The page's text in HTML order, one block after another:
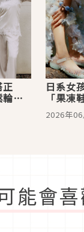
正
透
日系女
「果凍
明感＋
日濾鏡
2026年
能會喜